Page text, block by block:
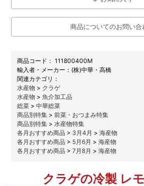
商品についてのお問い合
商品コード： 111800400M
メーカー： (株)中華・高橋
関連カテゴリ：
水産物 > クラゲ
水産物 >魚介加工品
総菜 >中華総菜
商品別特集 >前菜・おつまみ特集
商品別特集 >水産物特集
各月おすすめ商品 > 3月4月 >海産物
各月おすすめ商品 > 5月6月 >海産物
各月おすすめ商品 >7月8月 >海産物
クラゲの冷製 レ